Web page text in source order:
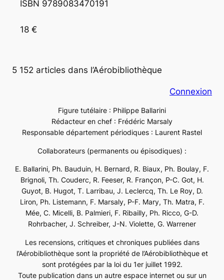
ISBN 9789083470191
18 €
5 152 articles dans l’Aérobibliothèque
Connexion
Figure tutélaire : Philippe Ballarini
Rédacteur en chef : Frédéric Marsaly
Responsable département périodiques : Laurent Rastel
Collaborateurs (permanents ou épisodiques) :
E. Ballarini, Ph. Bauduin, H. Bernard, R. Biaux, Ph. Boulay, F.
Brignoli, Th. Couderc, R. Feeser, R. Françon, P-C. Got, H.
Guyot, B. Hugot, T. Larribau, J. Leclercq, Th. Le Roy, D.
Liron, Ph. Listemann, F. Marsaly, P-F. Mary, Th. Matra, F.
Mée, C. Micelli, B. Palmieri, F. Ribailly, Ph. Ricco, G-D.
Rohrbacher, J. Schreiber, J-N. Violette, G. Warrener
Les recensions, critiques et chroniques publiées dans
l’Aérobibliothèque sont la propriété de l’Aérobibliothèque et
sont protégées par la loi du 1er juillet 1992.
Toute publication dans un autre espace internet ou sur un